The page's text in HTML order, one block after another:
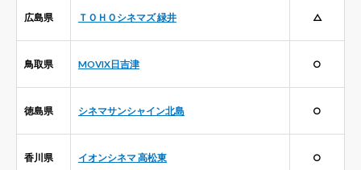
広島県 ＴＯＨＯシネマズ 緑井 △
鳥取県 MOVIX日吉津 ○
徳島県 シネマサンシャイン北島 ○
香川県 イオンシネマ 高松東 ○